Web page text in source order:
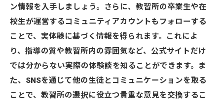
ン情報を入手しましょう。さらに、教習所の卒業生や在
校生が運営するコミュニティアカウントもフォローする
ことで、実体験に基づく情報を得られます。これによ
り、指導の質や教習所内の雰囲気など、公式サイトだけ
では分からない実際の体験談を知ることができます。ま
た、SNSを通じて他の生徒とコミュニケーションを取る
ことで、教習所の選択に役立つ貴重な意見を交換するこ